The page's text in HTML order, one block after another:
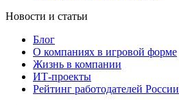
Новости и статьи
Блог
О компаниях в игровой форме
Жизнь в компании
ИТ-проекты
Рейтинг работодателей России